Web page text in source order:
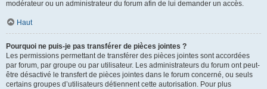
modérateur ou un administrateur du forum afin de lui demander un accès.
Haut
Pourquoi ne puis-je pas transférer de pièces jointes ?
Les permissions permettant de transférer des pièces jointes sont accordées
par forum, par groupe ou par utilisateur. Les administrateurs du forum ont peut-
être désactivé le transfert de pièces jointes dans le forum concerné, ou seuls
certains groupes d’utilisateurs détiennent cette autorisation. Pour plus